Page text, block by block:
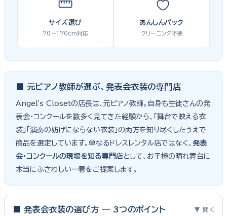
サイズ選び
70〜170cm対応
あんしんパック
クリーニング不要
■ 元ピアノ教師が選ぶ、発表会衣装の専門店
Angel's Closetの店長は、元ピアノ教師。自身も生徒さんの発
表会・コンクールを数多く見てきた経験から、「舞台で映える衣
装」「演奏の妨げにならない衣装」の両方を知り尽くしたうえで
商品を選定しています。単なるドレスレンタル店ではなく、 発表
会・コンクールの現場を知る専門店として、お子様の晴れ舞台に
本当にふさわしい一着をご提案します。
■ 発表会衣装の選び方 — 3つのポイント ▼ 開く